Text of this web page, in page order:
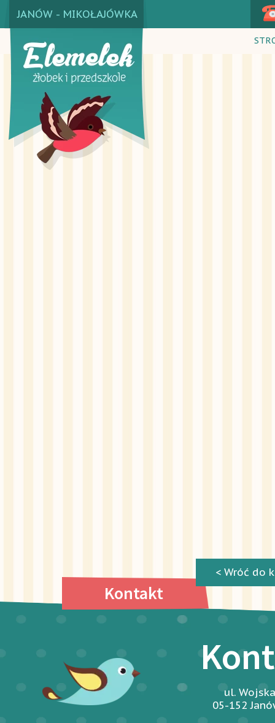
< Wróć do
Kontakt
ul.
05-152
JANÓW - MIKOŁAJÓWKA